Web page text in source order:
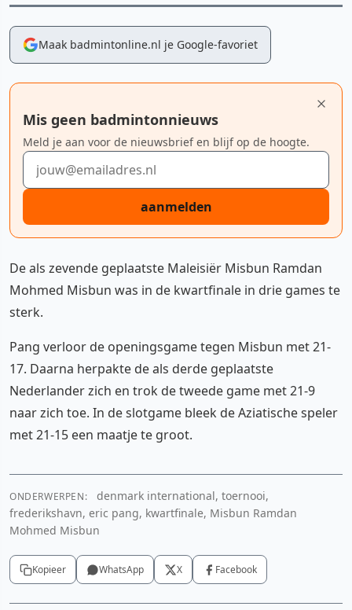
Maak badmintonline.nl je Google-favoriet
Mis geen badmintonnieuws
Meld je aan voor de nieuwsbrief en blijf op de hoogte.
E-mailadres
aanmelden
De als zevende geplaatste Maleisiër Misbun Ramdan
Mohmed Misbun was in de kwartfinale in drie games te
sterk.
Pang verloor de openingsgame tegen Misbun met 21-
17. Daarna herpakte de als derde geplaatste
Nederlander zich en trok de tweede game met 21-9
naar zich toe. In de slotgame bleek de Aziatische speler
met 21-15 een maatje te groot.
ONDERWERPEN:
denmark international, toernooi,
frederikshavn, eric pang, kwartfinale, Misbun Ramdan
Mohmed Misbun
Kopieer WhatsApp X Facebook